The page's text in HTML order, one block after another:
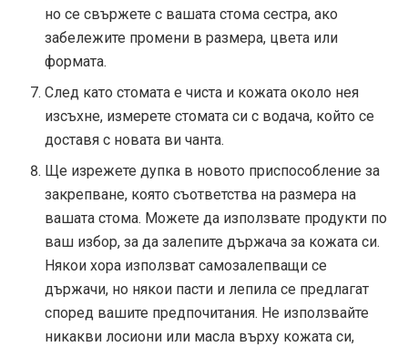
но се свържете с вашата стома сестра, ако
забележите промени в размера, цвета или
формата.
След като стомата е чиста и кожата около нея
изсъхне, измерете стомата си с водача, който се
доставя с новата ви чанта.
Ще изрежете дупка в новото приспособление за
закрепване, която съответства на размера на
вашата стома. Можете да използвате продукти по
ваш избор, за да залепите държача за кожата си.
Някои хора използват самозалепващи се
държачи, но някои пасти и лепила се предлагат
според вашите предпочитания. Не използвайте
никакви лосиони или масла върху кожата си,